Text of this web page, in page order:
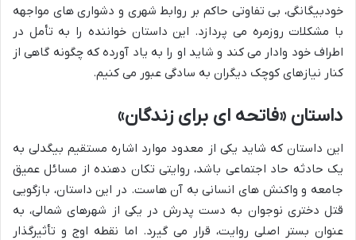
خودبیگانگی، بی تفاوتی حاکم بر روابط شهری و دشواری های مواجهه
با مشکلات روزمره می پردازد. این داستان خواننده را به تأمل در
اطراف خود وادار می کند و شاید او را به یاد آورده که چگونه گاهی از
کنار نیازهای کوچک دیگران به سادگی عبور می کنیم.
داستان «فاتحه ای برای زندگان»
این داستان که شاید یکی از معدود موارد اشاره مستقیم بیگدلی به
یک حادثه حاد اجتماعی باشد، روایتی تکان دهنده از مسائل عمیق
جامعه و واکنش های انسانی به آن هاست. در این داستان، بازگویی
قتل دختری نوجوان به دست پدرش در یکی از شهرهای شمالی، به
عنوان بستر اصلی روایت، قرار می گیرد. اما نقطه اوج و تأثیرگذار